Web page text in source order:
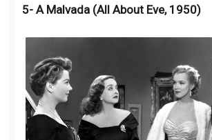
5- A Malvada (All About Eve, 1950)